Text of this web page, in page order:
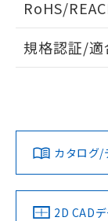
ドすること
ダウンロードデ
みください。
ソフトウェアの使
RoHS/
EU RoHS 注
対応済み
中国 RoHS
規格認証/適
カタログ/
2D CAD